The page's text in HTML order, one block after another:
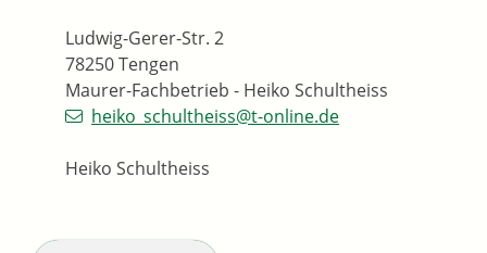
Maurer-Fachbetrieb - Heiko Schultheiss
Ludwig-Gerer-Str. 2
78250Tengen
heiko_schultheiss@t-online.de
Heiko Schultheiss